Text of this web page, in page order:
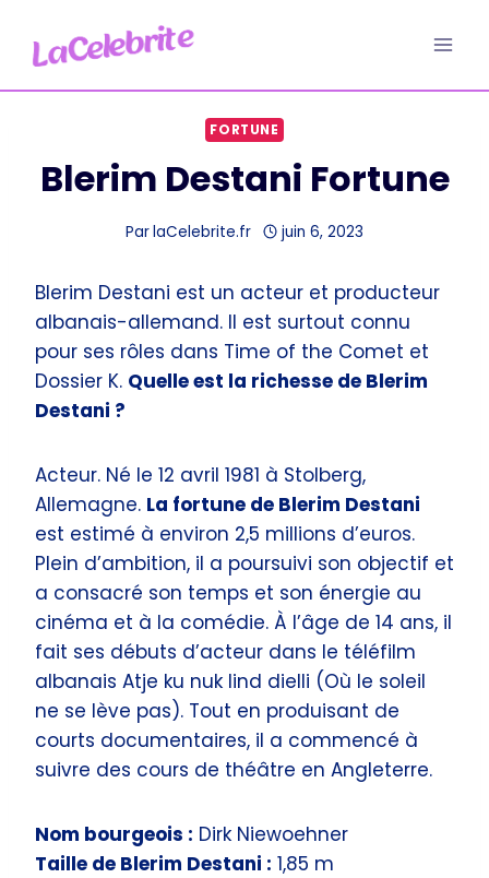
contenu
FORTUNE
Blerim Destani Fortune
ParlaCelebrite.fr juin 6, 2023
Blerim Destani est un acteur et producteur
albanais-allemand. Il est surtout connu
pour ses rôles dans Time of the Comet et
Dossier K. Quelle est la richesse de Blerim
Destani ?
Acteur. Né le 12 avril 1981 à Stolberg,
Allemagne. La fortune de Blerim Destani
est estimé à environ 2,5 millions d’euros.
Plein d’ambition, il a poursuivi son objectif et
a consacré son temps et son énergie au
cinéma et à la comédie. À l’âge de 14 ans, il
fait ses débuts d’acteur dans le téléfilm
albanais Atje ku nuk lind dielli (Où le soleil
ne se lève pas). Tout en produisant de
courts documentaires, il a commencé à
suivre des cours de théâtre en Angleterre.
Nom bourgeois : Dirk Niewoehner
Taille de Blerim Destani : 1,85 m